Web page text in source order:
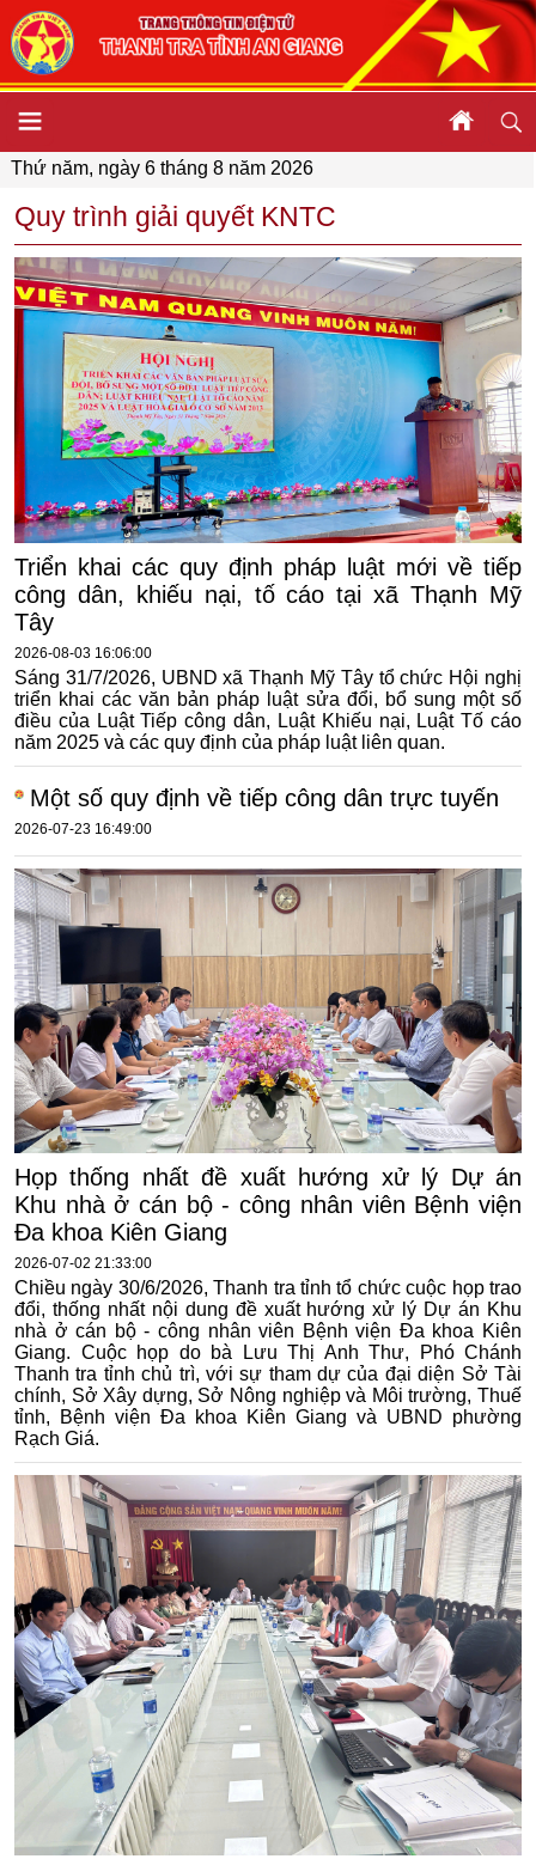
Thứ năm, ngày 6 tháng 8 năm 2026
Quy trình giải quyết KNTC
Triển khai các quy định pháp luật mới về tiếp
công dân, khiếu nại, tố cáo tại xã Thạnh Mỹ
Tây
2026-08-03 16:06:00
Sáng 31/7/2026, UBND xã Thạnh Mỹ Tây tổ chức Hội nghị
triển khai các văn bản pháp luật sửa đổi, bổ sung một số
điều của Luật Tiếp công dân, Luật Khiếu nại, Luật Tố cáo
năm 2025 và các quy định của pháp luật liên quan.
Một số quy định về tiếp công dân trực tuyến
2026-07-23 16:49:00
Họp thống nhất đề xuất hướng xử lý Dự án
Khu nhà ở cán bộ - công nhân viên Bệnh viện
Đa khoa Kiên Giang
2026-07-02 21:33:00
Chiều ngày 30/6/2026, Thanh tra tỉnh tổ chức cuộc họp trao
đổi, thống nhất nội dung đề xuất hướng xử lý Dự án Khu
nhà ở cán bộ - công nhân viên Bệnh viện Đa khoa Kiên
Giang. Cuộc họp do bà Lưu Thị Anh Thư, Phó Chánh
Thanh tra tỉnh chủ trì, với sự tham dự của đại diện Sở Tài
chính, Sở Xây dựng, Sở Nông nghiệp và Môi trường, Thuế
tỉnh, Bệnh viện Đa khoa Kiên Giang và UBND phường
Rạch Giá.